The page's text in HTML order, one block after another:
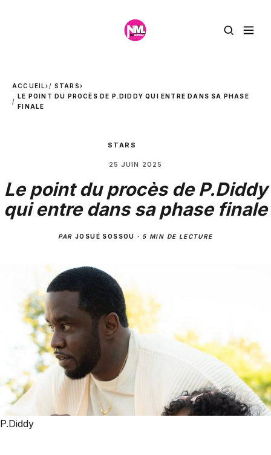
ACCUEIL› STARS›
LE POINT DU PROCÈS DE P.DIDDY QUI ENTRE DANS SA PHASE
FINALE
STARS
25 JUIN 2025
Le point du procès de P.Diddy
qui entre dans sa phase finale
PARJOSUÉ SOSSOU · 5 MIN DE LECTURE
P.Diddy